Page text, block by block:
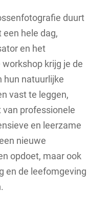
duurt
hele dag,
en het
krijg je de
hun natuurlijke
vast te leggen,
professionele
en leerzame
nieuwe
opdoet, maar ook
en de leefomgeving